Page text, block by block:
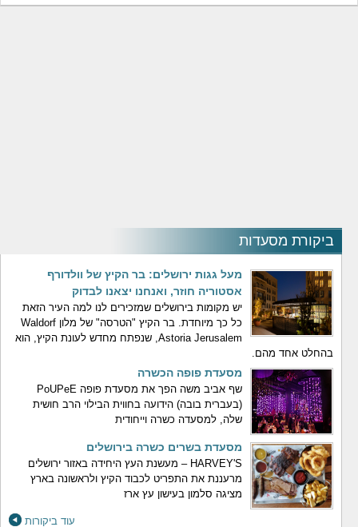
ביקורת מסעדות
מעל גגות ירושלים: בר הקיץ של וולדורף
אסטוריה חוזר, ואנחנו יצאנו לבדוק
יש מקומות בירושלים שמזכירים לנו למה העיר הזאת
כל כך מיוחדת. בר הקיץ "הטרסה" של מלון Waldorf
Astoria Jerusalem, שנפתח מחדש לעונת הקיץ, הוא
בהחלט אחד מהם.
מסעדת פופה הכשרה
שף אביב משה הפך את מסעדת פופה PoUPeE
(בעברית בובה) הידועה בחווית הבילוי הרב חושית
שלה, למסעדה כשרה וייחודית
מסעדת בשרים כשרה בירושלים
HARVEY'S – מעשנת העץ היחידה באזור ירושלים
מרעננת את התפריט לכבוד הקיץ ולראשונה בארץ
מציגה סלמון בעישון עץ ארז
עוד ביקורות